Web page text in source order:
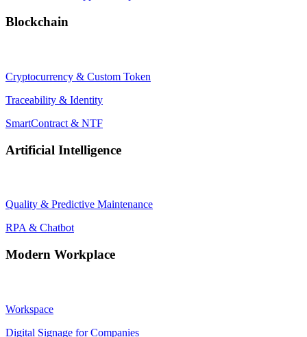
Blockchain
Cryptocurrency & Custom Token
Traceability & Identity
SmartContract & NTF
Artificial Intelligence
Quality & Predictive Maintenance
RPA & Chatbot
Modern Workplace
Workspace
Digital Signage for Companies